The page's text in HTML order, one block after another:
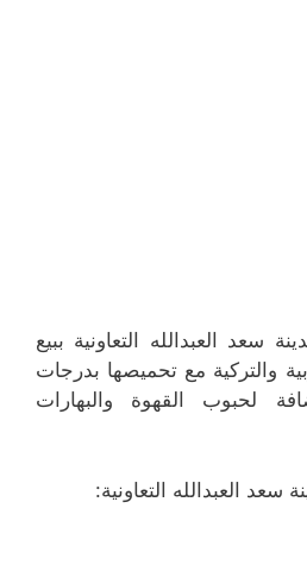
سعد العبدالله التعاونية ببيع
والتركية مع تحميصها بدرجات
لحبوب القهوة والبهارات
سعد العبدالله التعاونية: